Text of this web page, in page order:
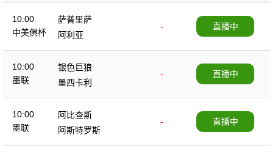
10:00
中美俱杯
萨普里萨
-
阿利亚
直播中
10:00
墨联
银色巨狼
-
墨西卡利
直播中
10:00
墨联
阿比查斯
-
阿斯特罗斯
直播中